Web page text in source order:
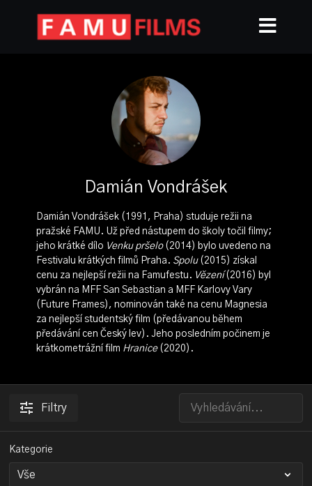
Damián Vondrášek
Damián Vondrášek (1991, Praha) studuje režii na
pražské FAMU. Už před nástupem do školy točil filmy;
jeho krátké dílo Venku pršelo (2014) bylo uvedeno na
Festivalu krátkých filmů Praha. Spolu(2015) získal
cenu za nejlepší režii na Famufestu. Vězení (2016) byl
vybrán na MFF San Sebastian a MFF Karlovy Vary
(Future Frames), nominován také na cenu Magnesia
za nejlepší studentský film (předávanou během
předávání cen Český lev). Jeho posledním počinem je
krátkometrážní film Hranice(2020).
Filtry
Kategorie